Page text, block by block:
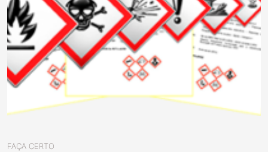
FAÇA CERTO